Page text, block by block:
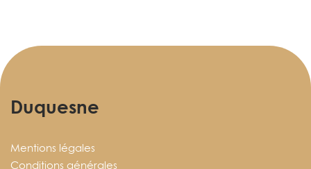
Duquesne
Mentions légales
Conditions générales